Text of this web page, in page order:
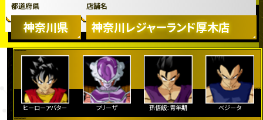
都道府県
神奈川県
店舗名
神奈川レジャーランド厚木店
ヒーローアバター フリーザ 孫悟飯：青年期 ベジータ